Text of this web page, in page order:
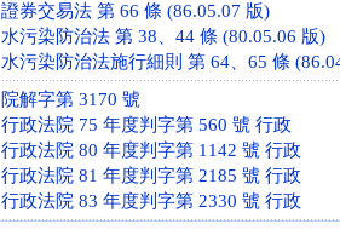
證券交易法 第 66 條 (86.05.07 版)
水污染防治法 第 38、44 條 (80.05.06 版)
水污染防治法施行細則 第 64、65 條
院解字第 3170 號
行政法院 75 年度判字第 560 號 行政
行政法院 80 年度判字第 1142 號 行政
行政法院 81 年度判字第 2185 號 行政
行政法院 83 年度判字第 2330 號 行政